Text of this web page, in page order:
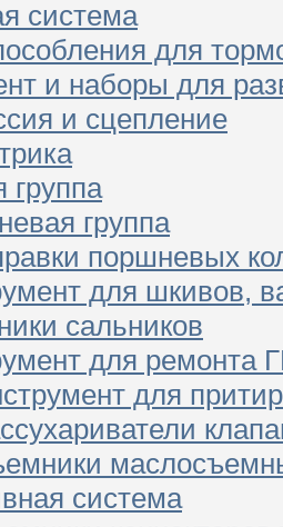
система
для
и наборы для
и сцепление
группа
группа
поршневых
для шкивов,
сальников
для ремонта
для
система